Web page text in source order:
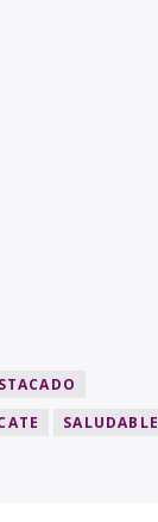
SALUDABLE